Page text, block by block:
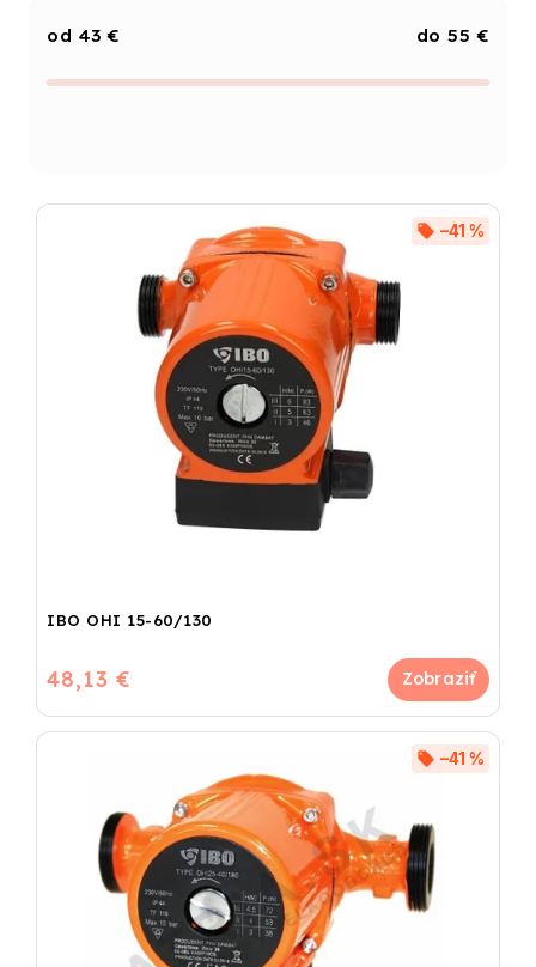
Abecedne
43 € 55 €
IBO OHI 15-60/130
–41 %
48,13 €
–41 %